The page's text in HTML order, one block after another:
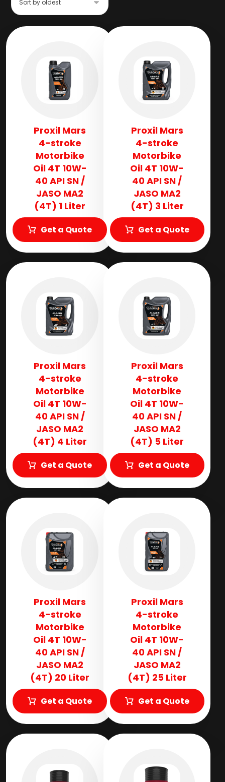
Proxil Mars
4-stroke
Motorbike
Oil 4T 10W-
40 API SN /
JASO MA2
(4T) 1 Liter
Get a Quote
Proxil Mars
4-stroke
Motorbike
Oil 4T 10W-
40 API SN /
JASO MA2
(4T) 3 Liter
Get a Quote
Proxil Mars
4-stroke
Motorbike
Oil 4T 10W-
40 API SN /
JASO MA2
(4T) 4 Liter
Get a Quote
Proxil Mars
4-stroke
Motorbike
Oil 4T 10W-
40 API SN /
JASO MA2
(4T) 5 Liter
Get a Quote
Proxil Mars
4-stroke
Motorbike
Oil 4T 10W-
40 API SN /
JASO MA2
(4T) 20 Liter
Get a Quote
Proxil Mars
4-stroke
Motorbike
Oil 4T 10W-
40 API SN /
JASO MA2
(4T) 25 Liter
Get a Quote